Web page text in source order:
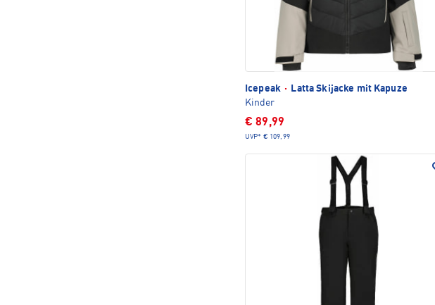
Icepeak ·
Latta Skijacke mit Kapuze
Kinder
€ 89,99
UVP* € 109,99